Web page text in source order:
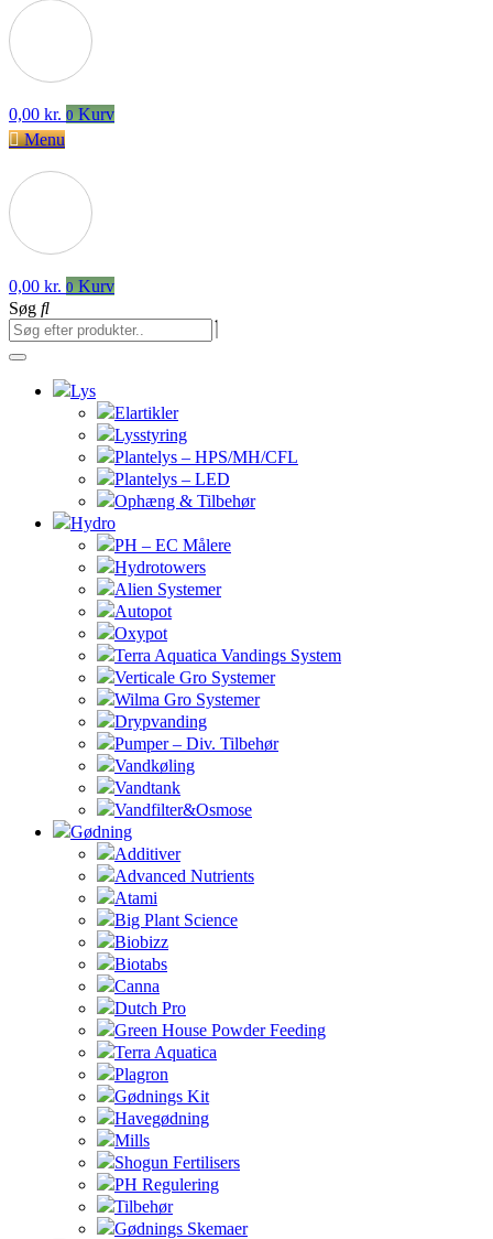
0,00 kr. 0 Kurv
Menu
0,00 kr. 0 Kurv
Søg
Lys
Elartikler
Lysstyring
Plantelys – HPS/MH/CFL
Plantelys – LED
Ophæng & Tilbehør
Hydro
PH – EC Målere
Hydrotowers
Alien Systemer
Autopot
Oxypot
Terra Aquatica Vandings System
Verticale Gro Systemer
Wilma Gro Systemer
Drypvanding
Pumper – Div. Tilbehør
Vandkøling
Vandtank
Vandfilter&Osmose
Gødning
Additiver
Advanced Nutrients
Atami
Big Plant Science
Biobizz
Biotabs
Canna
Dutch Pro
Green House Powder Feeding
Terra Aquatica
Plagron
Gødnings Kit
Havegødning
Mills
Shogun Fertilisers
PH Regulering
Tilbehør
Gødnings Skemaer